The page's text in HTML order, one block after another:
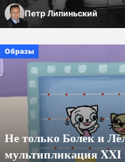
Петр Липиньский
Образы
Не только Болек и
мультипликация XXI